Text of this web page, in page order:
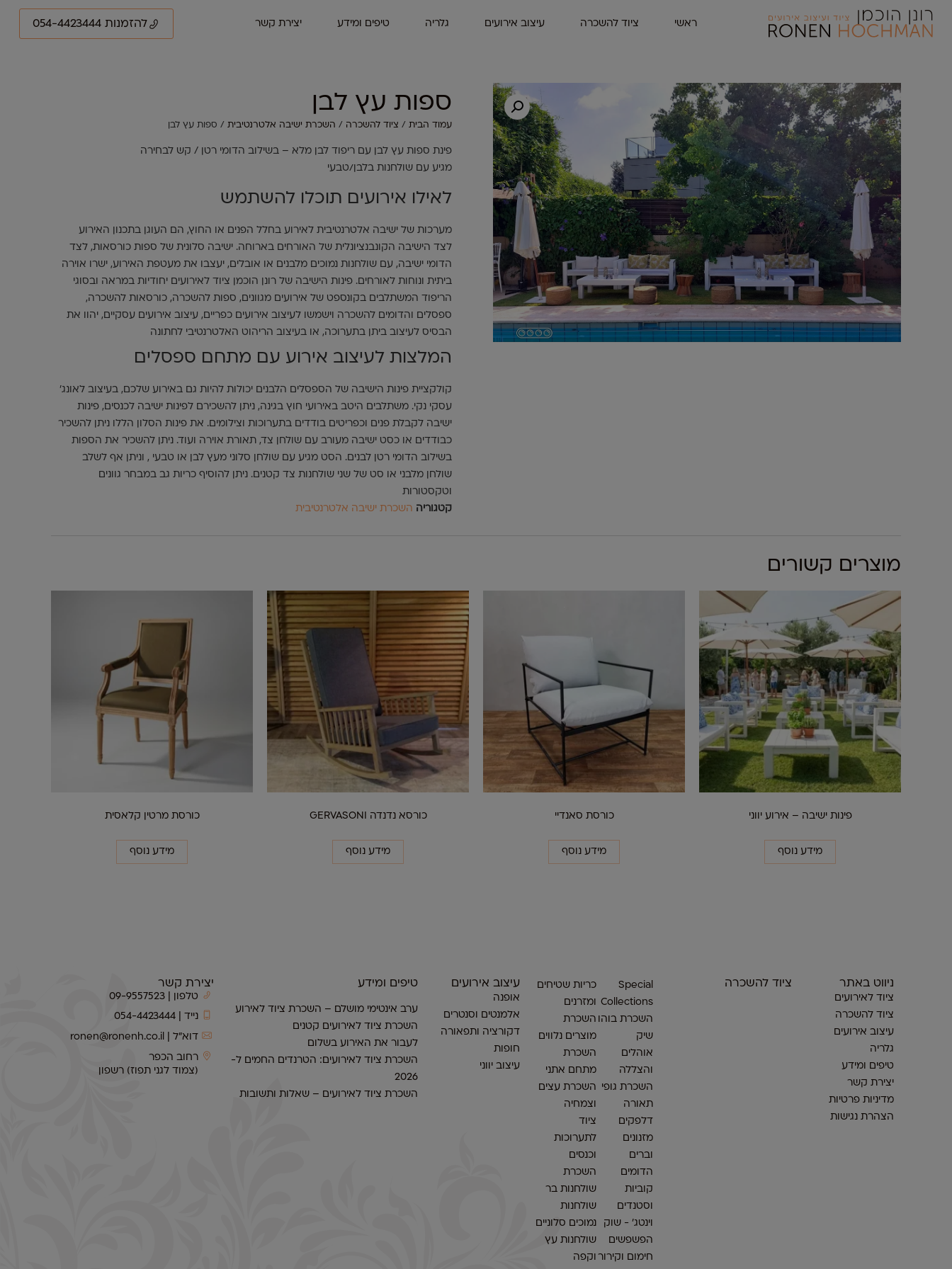
ראשי ציוד להשכרה עיצוב אירועים גלריה טיפים ומידע יצירת קשר להזמנות 054-4423444
ספות עץ לבן
עמוד הבית / ציוד להשכרה / השכרת ישיבה אלטרנטיבית / ספות עץ לבן
פינת ספות עץ לבן עם ריפוד לבן מלא – בשילוב הדומי רטן / קש לבחירה
מגיע עם שולחנות בלבן/טבעי
לאילו אירועים תוכלו להשתמש
מערכות של ישיבה אלטרנטיבית לאירוע בחלל הפנים או החוץ, הם העוגן בתכנון האירוע
לצד הישיבה הקונבנציונלית של האורחים בארוחה. ישיבה סלונית של ספות כורסאות, לצד
הדומי ישיבה, עם שולחנות נמוכים מלבנים או אובלים, יעצבו את מעטפת האירוע, ישרו אוירה
ביתית ונוחות לאורחים. פינות הישיבה של רונן הוכמן ציוד לאירועים יחודיות במראה ובסוגי
הריפוד המשתלבים בקונספט של אירועים מגוונים, ספות להשכרה, כורסאות להשכרה,
ספסלים והדומים להשכרה וישמשו לעיצוב אירועים כפריים, עיצוב אירועים עסקיים, יהוו את
הבסיס לעיצוב ביתן בתערוכה, או בעיצוב הריהוט האלטרנטיבי לחתונה
המלצות לעיצוב אירוע עם מתחם ספסלים
קולקציית פינות הישיבה של הספסלים הלבנים יכולות להיות גם באירוע שלכם, בעיצוב לאונג'
עסקי נקי. משתלבים היטב באירועי חוץ בגינה, ניתן להשכירם לפינות ישיבה לכנסים, פינות
ישיבה לקבלת פנים וכפריטים בודדים בתערוכות וצילומים. את פינות הסלון הללו ניתן להשכיר
כבודדים או כסט ישיבה מעורב עם שולחן צד, תאורת אוירה ועוד. ניתן להשכיר את הספות
בשילוב הדומי רטן לבנים. הסט מגיע עם שולחן סלוני מעץ לבן או טבעי , וניתן אף לשלב
שולחן מלבני או סט של שני שולחנות צד קטנים. ניתן להוסיף כריות גב במבחר גוונים
וטקסטורות
קטגוריה השכרת ישיבה אלטרנטיבית
מוצרים קשורים
פינות ישיבה – אירוע יווני
מידע נוסף
כורסת סאנדיי
מידע נוסף
כורסא נדנדה GERVASONI
מידע נוסף
כורסת מרטין קלאסית
מידע נוסף
ניווט באתר
ציוד לאירועים
ציוד להשכרה
עיצוב אירועים
גלריה
טיפים ומידע
יצירת קשר
מדיניות פרטיות
הצהרת נגישות
ציוד להשכרה
Special
Collections
השכרת בוהו
שיק
אוהלים
והצללה
השכרת גופי
תאורה
דלפקים
מזנונים
וברים
הדומים
קוביות
וסטנדים
וינטג׳ - שוק
הפשפשים
חימום וקירור
כריות שטיחים
ומזרנים
השכרת
מוצרים נלווים
השכרת
מתחם אתני
השכרת עצים
וצמחיה
ציוד
לתערוכות
וכנסים
השכרת
שולחנות בר
שולחנות
נמוכים סלוניים
שולחנות עץ
וקפה
עיצוב אירועים
אופנה
אלמנטים וסנטרים
דקורציה ותפאורה
חופות
עיצוב יווני
טיפים ומידע
ערב אינטימי מושלם – השכרת ציוד לאירוע
השכרת ציוד לאירועים קטנים
לעבור את האירוע בשלום
השכרת ציוד לאירועים: הטרנדים החמים ל-
2026
השכרת ציוד לאירועים – שאלות ותשובות
יצירת קשר
טלפון | 09-9557523
נייד | 054-4423444
דוא״ל | ronen@ronenh.co.il
רחוב הכפר
(צמוד לגני תפוז) רשפון